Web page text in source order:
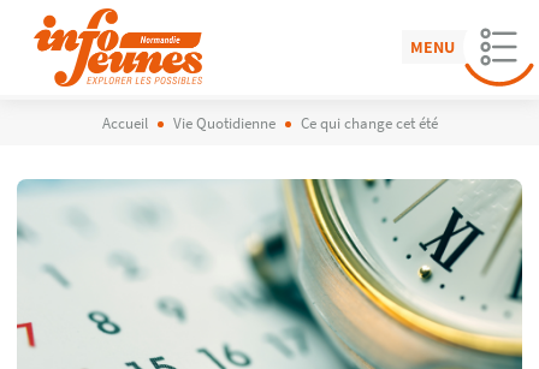
MENU
Accueil Vie Quotidienne Ce qui change cet été